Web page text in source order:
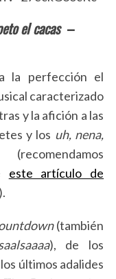
el cacas –
la perfección el
caracterizado
y la afición a las
y los uh, nena,
este artículo de
(también
), de los
últimos adalides